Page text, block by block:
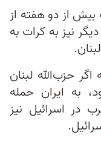
از دو هفته از
نیز به کرات به
حزب‌الله لبنان
به ایران حمله
در اسرائیل نیز